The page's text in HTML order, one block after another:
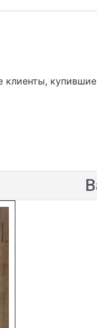
клиенты,